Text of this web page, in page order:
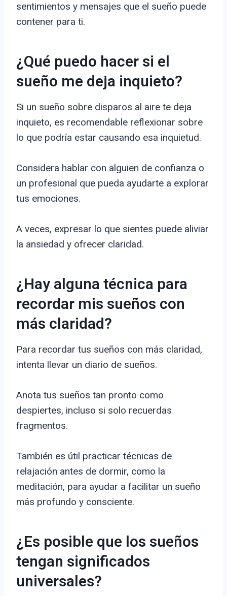
sentimientos y mensajes que el sueño puede
contener para ti.
¿Qué puedo hacer si el
sueño me deja inquieto?
Si un sueño sobre disparos al aire te deja
inquieto, es recomendable reflexionar sobre
lo que podría estar causando esa inquietud.
Considera hablar con alguien de confianza o
un profesional que pueda ayudarte a explorar
tus emociones.
A veces, expresar lo que sientes puede aliviar
la ansiedad y ofrecer claridad.
¿Hay alguna técnica para
recordar mis sueños con
más claridad?
Para recordar tus sueños con más claridad,
intenta llevar un diario de sueños.
Anota tus sueños tan pronto como
despiertes, incluso si solo recuerdas
fragmentos.
También es útil practicar técnicas de
relajación antes de dormir, como la
meditación, para ayudar a facilitar un sueño
más profundo y consciente.
¿Es posible que los sueños
tengan significados
universales?